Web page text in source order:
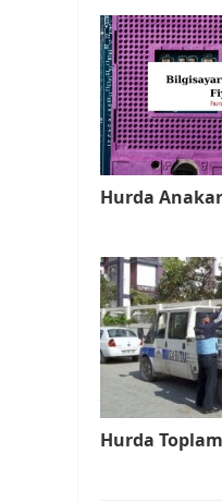
Hurda
Hurda